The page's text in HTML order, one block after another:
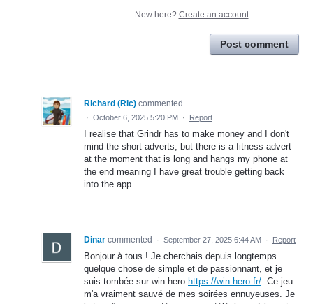
New here? Create an account
Post comment
Richard (Ric) commented
· October 6, 2025 5:20 PM · Report
I realise that Grindr has to make money and I don't
mind the short adverts, but there is a fitness advert
at the moment that is long and hangs my phone at
the end meaning I have great trouble getting back
into the app
Dinar commented · September 27, 2025 6:44 AM · Report
Bonjour à tous ! Je cherchais depuis longtemps
quelque chose de simple et de passionnant, et je
suis tombée sur win hero https://win-hero.fr/ . Ce jeu
m'a vraiment sauvé de mes soirées ennuyeuses. Je